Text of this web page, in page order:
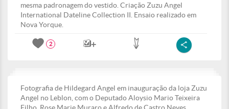
mesma padronagem do vestido. Criação Zuzu Angel
International Dateline Collection II. Ensaio realizado em
Nova Yorque.
2
Fotografia de Hildegard Angel em inauguração da loja Zuzu
Angel no Leblon, com o Deputado Aloysio Mario Teixeira